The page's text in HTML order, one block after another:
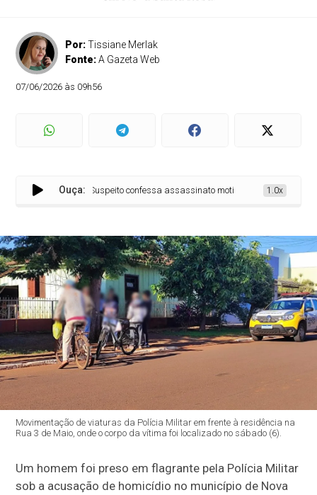
Por:Tissiane Merlak
Fonte:A Gazeta Web
07/06/2026 às 09h56
Ouça:
Suspeito confessa assassinato motivado por cobrança de
1.0x
Movimentação de viaturas da Polícia Militar em frente à residência na
Rua 3 de Maio, onde o corpo da vítima foi localizado no sábado (6).
Um homem foi preso em flagrante pela Polícia Militar
sob a acusação de homicídio no município de Nova